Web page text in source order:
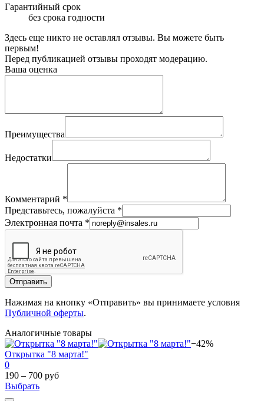
Гарантийный срок
без срока годности
Здесь еще никто не оставлял отзывы. Вы можете быть
первым!
Перед публикацией отзывы проходят модерацию.
Ваша оценка
Преимущества
Недостатки
Комментарий *
Представьтесь, пожалуйста *
Электронная почта *
Отправить
Нажимая на кнопку «Отправить» вы принимаете условия
Публичной оферты.
Аналогичные товары
−42%
Открытка "8 марта!"
0
190 – 700 руб
Выбрать